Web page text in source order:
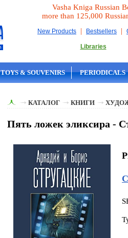
Vasha Kniga Russian
more than 125,000
New Products | Bestsellers |
Libraries
TOYS & SOUVENIRS PERIODICALS
КАТАЛОГ КНИГИ
Пять ложек эликсира -